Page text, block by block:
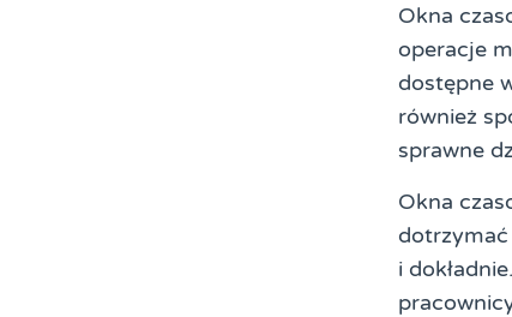
Okna
operacje
dostępne
również
sprawne
Okna
dotrzymać
i